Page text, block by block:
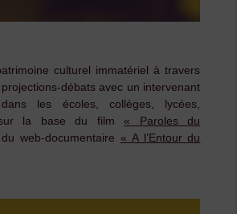
culturel immatériel à travers
projections-débats avec un intervenant
les écoles, collèges, lycées,
la base du film« Paroles du
web-documentaire « A l’Entour du